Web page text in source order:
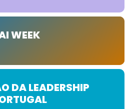
WEEK
DA LEADERSHIP